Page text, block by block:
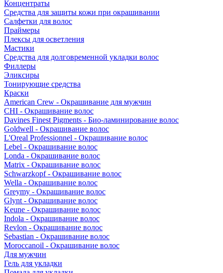
Концентраты
Средства для защиты кожи при окрашивании
Салфетки для волос
Праймеры
Плексы для осветления
Мастики
Средства для долговременной укладки волос
Филлеры
Эликсиры
Тонирующие средства
Краски
American Crew - Окрашивание для мужчин
CHI - Окрашивание волос
Davines Finest Pigments - Био-ламинирование волос
Goldwell - Окрашивание волос
L'Oreal Professionnel - Окрашивание волос
Lebel - Окрашивание волос
Londa - Окрашивание волос
Matrix - Окрашивание волос
Schwarzkopf - Окрашивание волос
Wella - Окрашивание волос
Greymy - Окрашивание волос
Glynt - Окрашивание волос
Keune - Окрашивание волос
Indola - Окрашивание волос
Revlon - Окрашивание волос
Sebastian - Окрашивание волос
Moroccanoil - Окрашивание волос
Для мужчин
Гель для укладки